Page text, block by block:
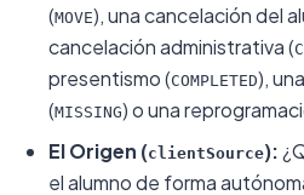
(MOVE), una cancelación del
cancelación administrativa (
presentismo (COMPLETED),
(MISSING) o una
El Origen (clientSource):
el alumno de forma